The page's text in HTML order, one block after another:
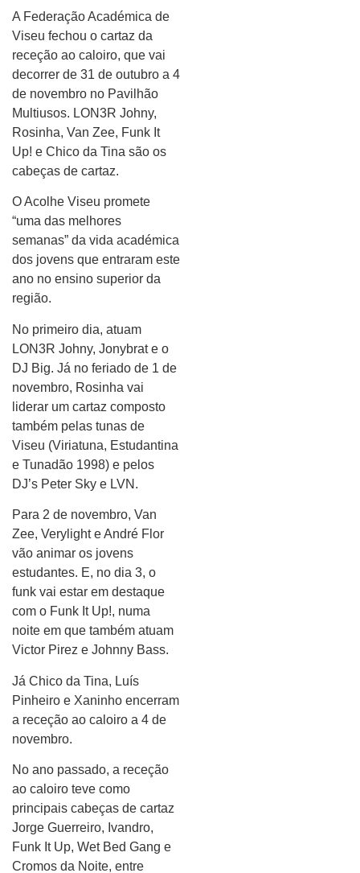
A Federação Académica de
Viseu fechou o cartaz da
receção ao caloiro, que vai
decorrer de 31 de outubro a 4
de novembro no Pavilhão
Multiusos. LON3R Johny,
Rosinha, Van Zee, Funk It
Up! e Chico da Tina são os
cabeças de cartaz.
O Acolhe Viseu promete
“uma das melhores
semanas” da vida académica
dos jovens que entraram este
ano no ensino superior da
região.
No primeiro dia, atuam
LON3R Johny, Jonybrat e o
DJ Big. Já no feriado de 1 de
novembro, Rosinha vai
liderar um cartaz composto
também pelas tunas de
Viseu (Viriatuna, Estudantina
e Tunadão 1998) e pelos
DJ’s Peter Sky e LVN.
Para 2 de novembro, Van
Zee, Verylight e André Flor
vão animar os jovens
estudantes. E, no dia 3, o
funk vai estar em destaque
com o Funk It Up!, numa
noite em que também atuam
Victor Pirez e Johnny Bass.
Já Chico da Tina, Luís
Pinheiro e Xaninho encerram
a receção ao caloiro a 4 de
novembro.
No ano passado, a receção
ao caloiro teve como
principais cabeças de cartaz
Jorge Guerreiro, Ivandro,
Funk It Up, Wet Bed Gang e
Cromos da Noite, entre